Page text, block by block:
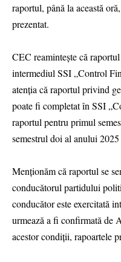
raportul, până la această
prezentat.
CEC reamintește că
intermediul SSI „Control
atenția că raportul privind
poate fi completat în SSI
raportul pentru primul
semestrul doi al anului
Menționăm că raportul se
conducătorul partidului
conducător este exercitată
urmează a fi confirmată de
acestor condiții, rapoartele